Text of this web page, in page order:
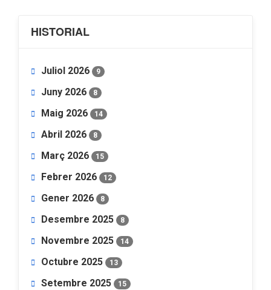
HISTORIAL
Juliol 2026 9
Juny 2026 8
Maig 2026 14
Abril 2026 8
Març 2026 15
Febrer 2026 12
Gener 2026 8
Desembre 2025 8
Novembre 2025 14
Octubre 2025 13
Setembre 2025 15